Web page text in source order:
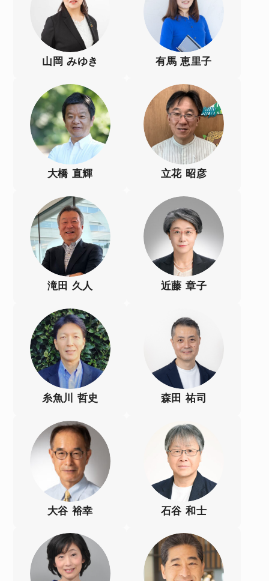
山岡 みゆき 有馬 恵里子
大橋 直輝 立花 昭彦
滝田 久人 近藤 章子
糸魚川 哲史 森田 祐司
大谷 裕幸 石谷 和士